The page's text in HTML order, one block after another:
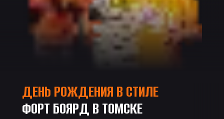
ДЕНЬ РОЖДЕНИЯ В СТИЛЕ
ФОРТ БОЯРДВ ТОМСКЕ